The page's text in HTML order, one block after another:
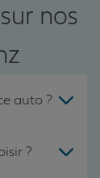
nos
auto ?
?